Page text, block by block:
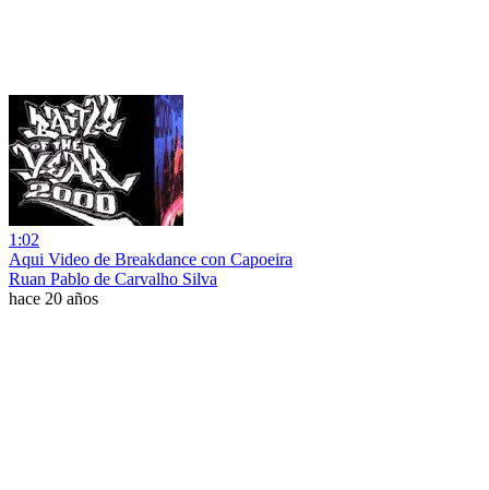
1:02
Aqui Video de Breakdance con Capoeira
Ruan Pablo de Carvalho Silva
hace 20 años